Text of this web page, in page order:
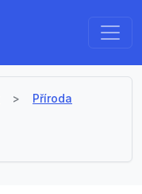
Příroda